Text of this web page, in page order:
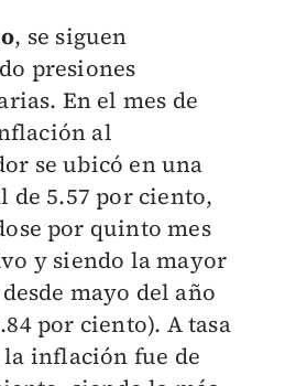
, se siguen
presiones
En el mes de
al
se ubicó en una
de 5.57 por ciento,
por quinto mes
y siendo la mayor
mayo del año
por ciento). A tasa
inflación fue de